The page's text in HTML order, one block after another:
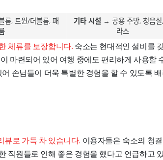
룸, 트윈/더블룸, 패
기타 시설 → 공용 주방, 청음실
라스
체류를 보장합니다. 숙소는 현대적인 설비를
마련되어 있어 여행 중에도 편리하게 사용할
손님들이 더욱 특별한 경험을 할 수 있도록
뷰로 가득 차 있습니다. 이용자들은 숙소의 청
직원들로 인해 좋은 경험을 했다고 언급하고